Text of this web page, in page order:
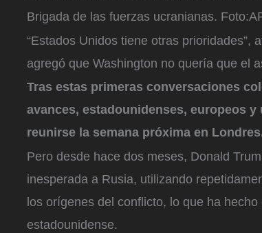
Brigada de las fuerzas ucranianas. Foto:
“Estados Unidos tiene otras prioridades”,
agregó que Washington no quería que el
Tras estas primeras conversaciones
avances, estadounidenses, europeos
reunirse la semana próxima en
Pero desde hace dos meses, Donald
inesperada a Rusia, utilizando
los orígenes del conflicto, lo que ha
estadounidense.